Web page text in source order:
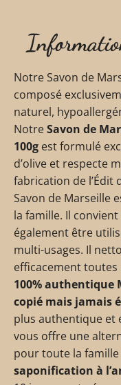
Notre Savon de
composé
naturel,
NotreSavon de
100g est formulé
d’olive et respecte
fabrication de l’Édit
Savon de Marseille
la famille. Il
également être
multi-usages. Il
efficacement toutes
100% authentique
copié mais jamais
plus authentique et
vous offre une
pour toute la
saponification à